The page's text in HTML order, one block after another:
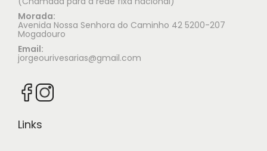
Morada:
Avenida Nossa Senhora do Caminho 42 5200-207
Mogadouro
Email:
jorgeourivesarias@gmail.com
Links